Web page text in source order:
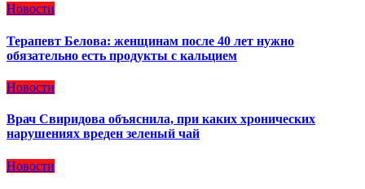
Новости
Терапевт Белова: женщинам после 40 лет нужно
обязательно есть продукты с кальцием
Новости
Врач Свиридова объяснила, при каких хронических
нарушениях вреден зеленый чай
Новости